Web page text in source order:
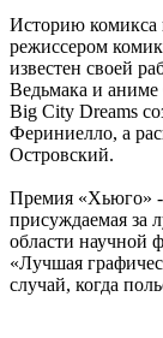
Историю
режиссером
известен своей
Ведьмака и
Big City Dreams
Фериниелло, а
Островский.
Премия «Хьюго» -
присуждаемая за
области научной
«Лучшая
случай, когда